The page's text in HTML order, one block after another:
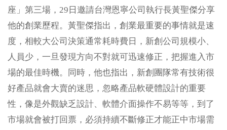
研發技術推薦
計畫申辦
加速器
數位課程
座」第三場，29日邀請台灣恩寧公司執行長黃聖傑分享
他的創業歷程。黃聖傑指出，創業最重要的事情就是速
度，相較大公司決策通常耗時費日，新創公司規模小、
人員少，一旦發現方向不對就可迅速修正，把握進入市
場的最佳時機。同時，他也指出，新創團隊常有技術很
好產品就會大賣的迷思，忽略產品軟硬體設計的重要
性，像是外觀缺乏設計、軟體介面操作不易等等，到了
市場就會被打回票，必須持續不斷修正才能正中市場需